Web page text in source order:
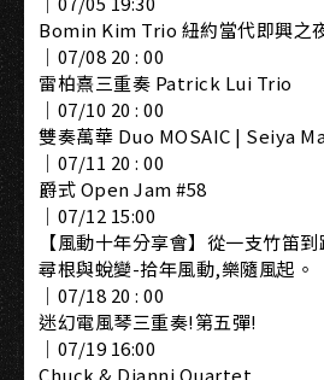
Bomin Kim Trio 紐約當代即興之
｜07/08 20 : 00
雷柏熹三重奏 Patrick Lui Trio
｜07/10 20 : 00
雙奏萬華 Duo MOSAIC | Seiya
｜07/11 20 : 00
爵式 Open Jam #58
｜07/12 15:00
【風動十年分享會】從一支竹笛
尋根與蛻變-拾年風動,樂隨風起。
｜07/18 20 : 00
迷幻電風琴三重奏!第五彈!
｜07/19 16:00
Chuck & Djanni Quartet